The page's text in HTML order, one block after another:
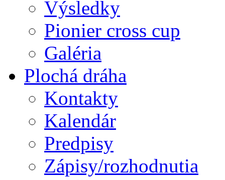
Výsledky
Pionier cross cup
Galéria
Plochá dráha
Kontakty
Kalendár
Predpisy
Zápisy/rozhodnutia